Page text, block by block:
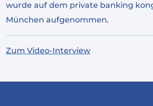
wurde auf dem private banking
München aufgenommen.
Zum Video-Interview